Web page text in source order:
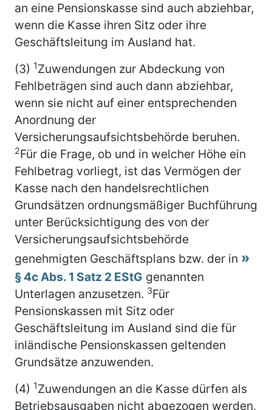
an eine Pensionskasse sind auch abziehbar,
wenn die Kasse ihren Sitz oder ihre
Geschäftsleitung im Ausland hat.
(3) 1Zuwendungen zur Abdeckung von
Fehlbeträgen sind auch dann abziehbar,
wenn sie nicht auf einer entsprechenden
Anordnung der
Versicherungsaufsichtsbehörde beruhen.
2Für die Frage, ob und in welcher Höhe ein
Fehlbetrag vorliegt, ist das Vermögen der
Kasse nach den handelsrechtlichen
Grundsätzen ordnungsmäßiger Buchführung
unter Berücksichtigung des von der
Versicherungsaufsichtsbehörde
genehmigten Geschäftsplans bzw. der in
§ 4c Abs. 1 Satz 2 EStG genannten
Unterlagen anzusetzen. 3Für
Pensionskassen mit Sitz oder
Geschäftsleitung im Ausland sind die für
inländische Pensionskassen geltenden
Grundsätze anzuwenden.
(4) 1Zuwendungen an die Kasse dürfen als
Betriebsausgaben nicht abgezogen werden,